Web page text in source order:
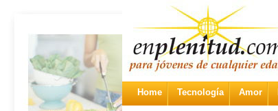
Home Tecnología Amor